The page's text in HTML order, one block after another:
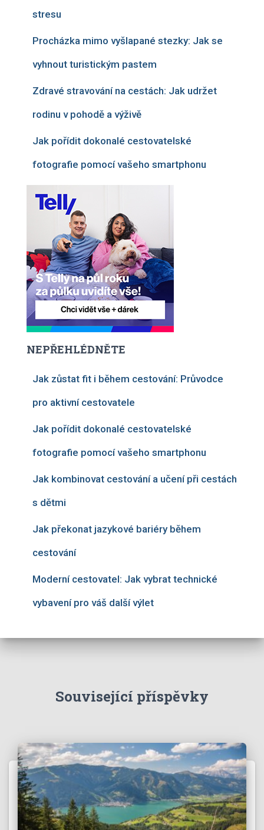
stresu
Procházka mimo vyšlapané stezky: Jak se
vyhnout turistickým pastem
Zdravé stravování na cestách: Jak udržet
rodinu v pohodě a výživě
Jak pořídit dokonalé cestovatelské
fotografie pomocí vašeho smartphonu
NEPŘEHLÉDNĚTE
Jak zůstat fit i během cestování: Průvodce
pro aktivní cestovatele
Jak pořídit dokonalé cestovatelské
fotografie pomocí vašeho smartphonu
Jak kombinovat cestování a učení při cestách
s dětmi
Jak překonat jazykové bariéry během
cestování
Moderní cestovatel: Jak vybrat technické
vybavení pro váš další výlet
Související příspěvky